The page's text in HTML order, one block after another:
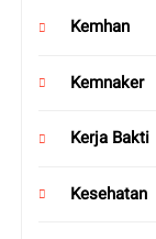
Kemhan
Kemnaker
Kerja Bakti
Kesehatan